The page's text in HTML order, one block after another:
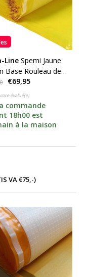
Line Spemi Jaune
Base Rouleau de
€69,95
évalué(e)
commande
18h00 est
à la maison
VA €75,-)